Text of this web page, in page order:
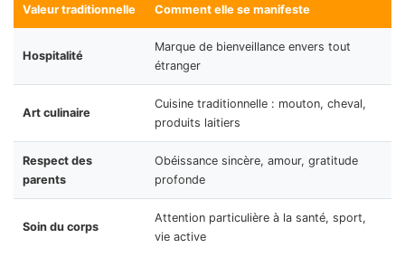
Valeur traditionnelle Comment elle se manifeste
Hospitalité
Marque de bienveillance envers tout
étranger
Art culinaire
Cuisine traditionnelle : mouton, cheval,
produits laitiers
Respect des
parents
Obéissance sincère, amour, gratitude
profonde
Soin du corps
Attention particulière à la santé, sport,
vie active